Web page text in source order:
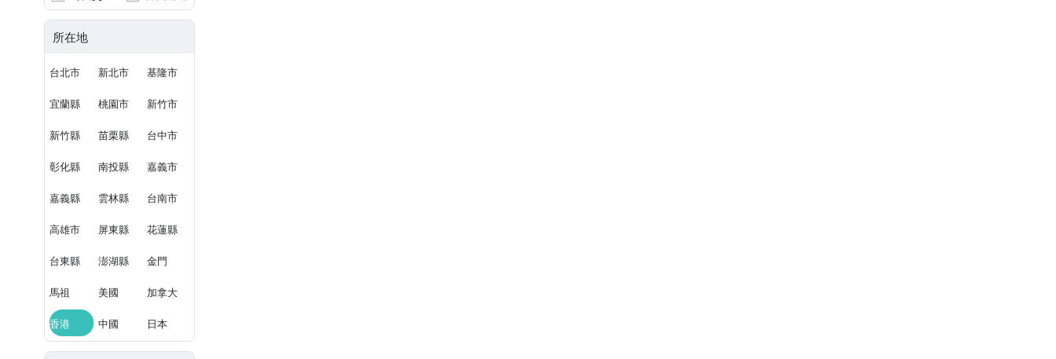
所在地
台北市 新北市 基隆市
宜蘭縣 桃園市 新竹市
新竹縣 苗栗縣 台中市
彰化縣 南投縣 嘉義市
嘉義縣 雲林縣 台南市
高雄市 屏東縣 花蓮縣
台東縣 澎湖縣 金門
馬祖 美國 加拿大
香港 中國 日本